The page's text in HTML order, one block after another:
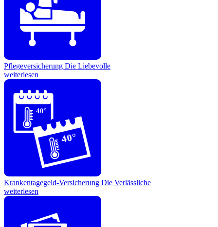
Pflegeversicherung Die Liebevolle
weiterlesen
40°
40°
Krankentagegeld-Versicherung Die Verlässliche
weiterlesen